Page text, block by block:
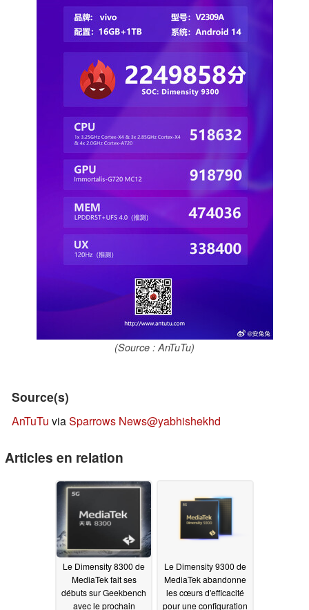
(Source : AnTuTu)
Source(s)
AnTuTu viaSparrows News@yabhishekhd
Articles en relation
Le Dimensity 8300 de
MediaTek fait ses
débuts sur Geekbench
avec le prochain
Le Dimensity 9300 de
MediaTek abandonne
les cœurs d'efficacité
pour une configuration